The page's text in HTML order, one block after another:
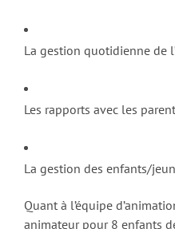
La gestion quotidienne de
Les rapports avec les
La gestion des enfants/
Quant à l’équipe
animateur pour 8 enfants